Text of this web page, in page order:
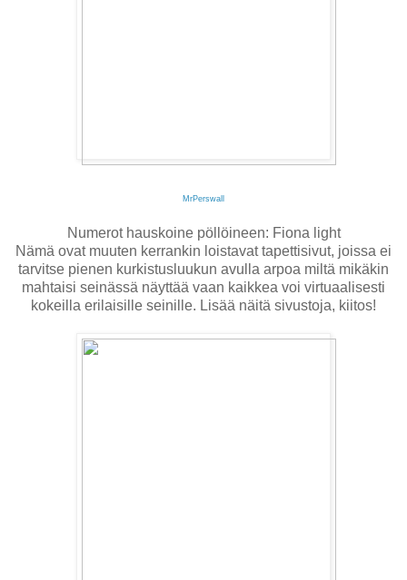
MrPerswall
Numerot hauskoine pöllöineen: Fiona light
Nämä ovat muuten kerrankin loistavat tapettisivut, joissa ei
tarvitse pienen kurkistusluukun avulla arpoa miltä mikäkin
mahtaisi seinässä näyttää vaan kaikkea voi virtuaalisesti
kokeilla erilaisille seinille. Lisää näitä sivustoja, kiitos!